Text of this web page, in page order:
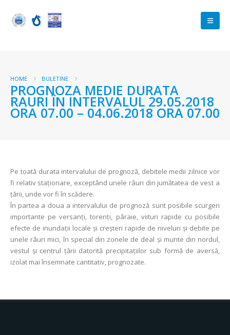
HOME BULETINE
PROGNOZA MEDIE DURATA
RAURI ÎN INTERVALUL 29.05.2018
ORA 07.00 – 04.06.2018 ORA 07.00
Pe toată durata intervalului de prognoză, debitele medii zilnice vor
fi relativ staționare, exceptând unele râuri din jumătatea de vest a
ţării, unde vor fi în scădere.
În partea a doua a intervalului de prognoză sunt posibile scurgeri
importante pe versanţi, torenţi, pâraie, viituri rapide cu posibile
efecte de inundaţii locale şi creşteri rapide de niveluri și debite pe
unele râuri mici, în special din zonele de deal şi munte din nordul,
vestul și centrul ţării datorită precipitaţiilor sub formă de aversă,
izolat mai însemnate cantitativ, prognozate.